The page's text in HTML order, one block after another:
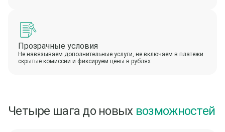
Прозрачные условия
Не навязываем дополнительные услуги, не включаем в платежи
скрытые комиссии и фиксируем цены в рублях
Четыре шага до новых возможностей